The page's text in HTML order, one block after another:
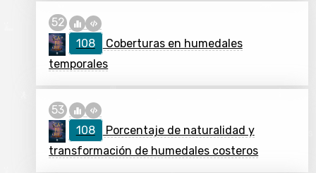
108
Coberturas en humedales
temporales
108
Porcentaje de naturalidad y
transformación de humedales costeros